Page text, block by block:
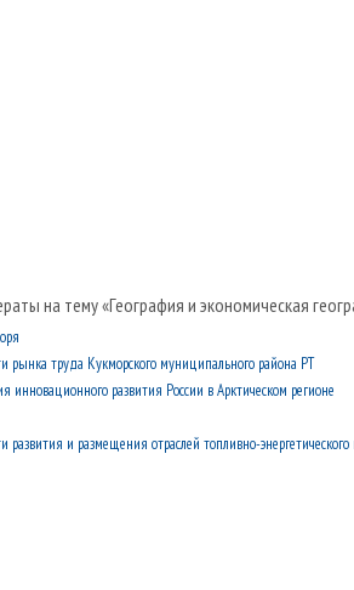
на тему «География и экономическая
рынка труда Кукморского муниципального района РТ
инновационного развития России в Арктическом регионе
развития и размещения отраслей топливно-энергетического